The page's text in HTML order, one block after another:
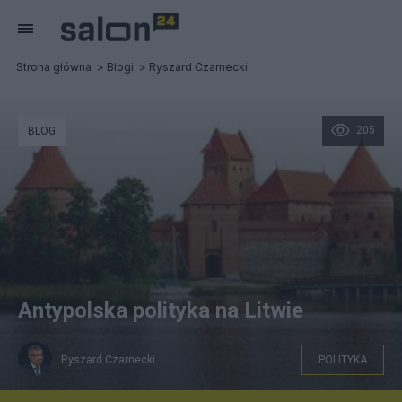
Strona główna Blogi Ryszard Czarnecki
205
BLOG
Antypolska polityka na Litwie
Ryszard Czarnecki POLITYKA